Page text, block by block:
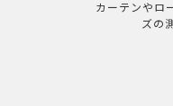
カーテンやロ
ズの